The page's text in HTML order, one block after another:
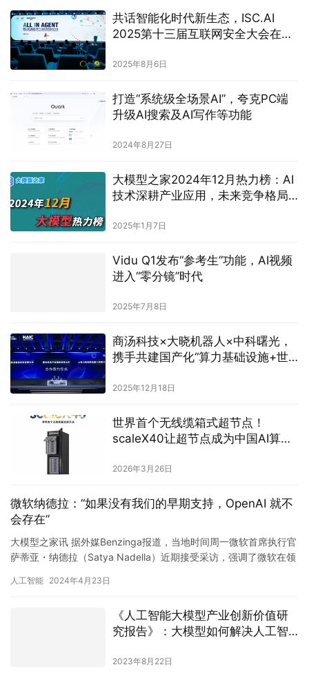
共话智能化时代新生态，ISC.AI
2025第十三届互联网安全大会在京
2025年8月6日
打造“系统级全场景AI”，夸克PC端
升级AI搜索及AI写作等功能
2024年8月27日
大模型之家2024年12月热力榜：AI
技术深耕产业应用，未来竞争格局
2025年1月7日
Vidu Q1发布“参考生”功能，AI视频
进入“零分镜”时代
2025年7月8日
商汤科技×大晓机器人×中科曙光，
携手共建国产化“算力基础设施+世
2025年12月18日
世界首个无线缆箱式超节点！
scaleX40让超节点成为中国AI算力
2026年3月26日
微软纳德拉：“如果没有我们的早期支持，OpenAI 就不
会存在”
大模型之家讯 据外媒Benzinga报道，当地时间周一微软首席执行官
萨蒂亚・纳德拉（Satya Nadella）近期接受采访，强调了微软在领
人工智能 2024年4月23日
《人工智能大模型产业创新价值研
究报告》：大模型如何解决人工智
2023年8月22日